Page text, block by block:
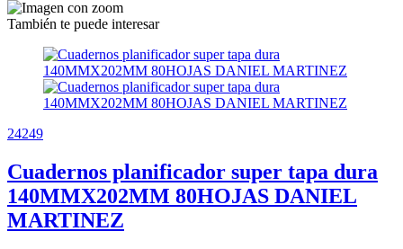
También te puede interesar
24249
Cuadernos planificador super tapa dura
140MMX202MM 80HOJAS DANIEL
MARTINEZ